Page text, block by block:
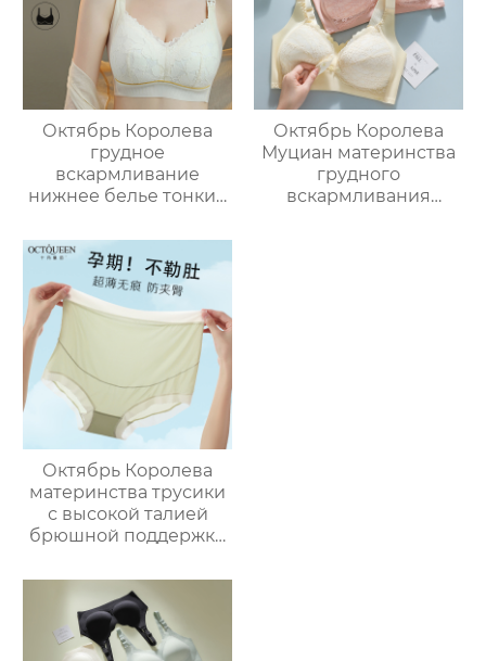
термотопы большой
размер
бюстгальтер
кормления удобные
немаркие
фиксированной
чашки
Октябрь Королева
грудное
вскармливание
нижнее белье тонкий
обвисание
послеродовой
грудное
вскармливание
большой размер
материнства
беременности
специальный
бюстгальтер женский
Октябрь Королева
Муциан материнства
грудного
вскармливания
Октябрь Королева
материнства трусики
с высокой талией
брюшной поддержки
специальные
большие размеры
средних поздних
беременности без